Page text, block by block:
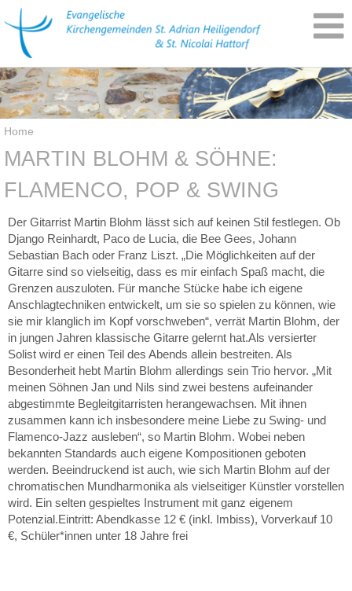
Home
MARTIN BLOHM & SÖHNE:
FLAMENCO, POP & SWING
Der Gitarrist Martin Blohm lässt sich auf keinen Stil festlegen. Ob
Django Reinhardt, Paco de Lucia, die Bee Gees, Johann
Sebastian Bach oder Franz Liszt. „Die Möglichkeiten auf der
Gitarre sind so vielseitig, dass es mir einfach Spaß macht, die
Grenzen auszuloten. Für manche Stücke habe ich eigene
Anschlagtechniken entwickelt, um sie so spielen zu können, wie
sie mir klanglich im Kopf vorschweben“, verrät Martin Blohm, der
in jungen Jahren klassische Gitarre gelernt hat.Als versierter
Solist wird er einen Teil des Abends allein bestreiten. Als
Besonderheit hebt Martin Blohm allerdings sein Trio hervor. „Mit
meinen Söhnen Jan und Nils sind zwei bestens aufeinander
abgestimmte Begleitgitarristen herangewachsen. Mit ihnen
zusammen kann ich insbesondere meine Liebe zu Swing- und
Flamenco-Jazz ausleben“, so Martin Blohm. Wobei neben
bekannten Standards auch eigene Kompositionen geboten
werden. Beeindruckend ist auch, wie sich Martin Blohm auf der
chromatischen Mundharmonika als vielseitiger Künstler vorstellen
wird. Ein selten gespieltes Instrument mit ganz eigenem
Potenzial.Eintritt: Abendkasse 12 € (inkl. Imbiss), Vorverkauf 10
€, Schüler*innen unter 18 Jahre frei